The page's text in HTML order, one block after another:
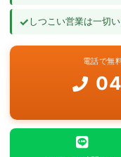
よくあるご質問
✓しつこい営業は一切
電話で無